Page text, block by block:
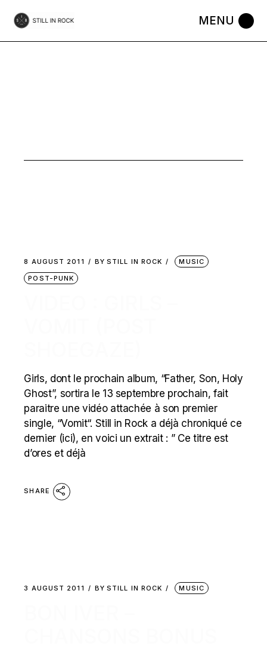
the
8 AUGUST 2011 BY STILL IN ROCK
MUSIC
POST-PUNK
Girls, dont le prochain album, “Father, Son, Holy
Ghost”, sortira le 13 septembre prochain, fait
paraitre une vidéo attachée à son premier
single, “Vomit“. Still in Rock a déjà chroniqué ce
dernier (ici), en voici un extrait : ” Ce titre est
d’ores et déjà
SHARE
3 AUGUST 2011 BY STILL IN ROCK MUSIC